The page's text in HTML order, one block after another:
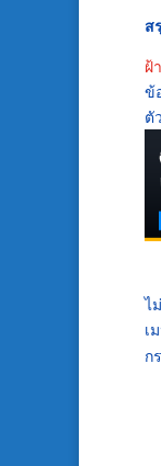
ส
ฝ้
ข้
ตั
ไ
เ
ก